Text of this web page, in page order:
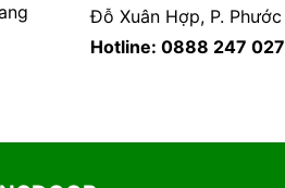
Đỗ Xuân Hợp, P.
Hotline: 0888 247 027